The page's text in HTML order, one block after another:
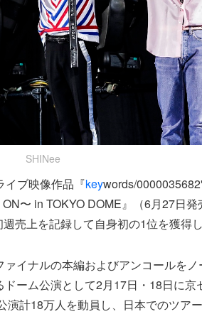
SHINee
イブ映像作品『keywords/
〜 in TOKYO DOME』（6月27日
売上を記録して自身初の1位を獲得
イナルの本編およびアンコールを
ーム公演として2月17日・18日に京
計18万人を動員し、日本でのツア